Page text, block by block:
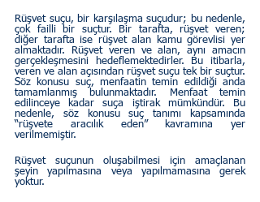
Rüşvet suçu, bir karşılaşma suçudur; bu nedenle,
çok failli bir suçtur. Bir tarafta, rüşvet veren;
diğer tarafta ise rüşvet alan kamu görevlisi yer
almaktadır. Rüşvet veren ve alan, aynı amacın
gerçekleşmesini hedeflemektedirler. Bu itibarla,
veren ve alan açısından rüşvet suçu tek bir suçtur.
Söz konusu suç, menfaatin temin edildiği anda
tamamlanmış bulunmaktadır. Menfaat temin
edilinceye kadar suça iştirak mümkündür. Bu
nedenle, söz konusu suç tanımı kapsamında
“rüşvete aracılık eden” kavramına yer
verilmemiştir.
Rüşvet suçunun oluşabilmesi için amaçlanan
şeyin yapılmasına veya yapılmamasına gerek
yoktur.